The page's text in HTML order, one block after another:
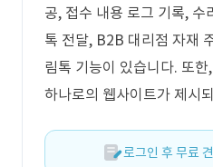
공, 접수 내용 로그 기록, 수
톡 전달, B2B 대리점 자재
림톡 기능이 있습니다. 또
하나로의 웹사이트가 제시
로그인 후 무료